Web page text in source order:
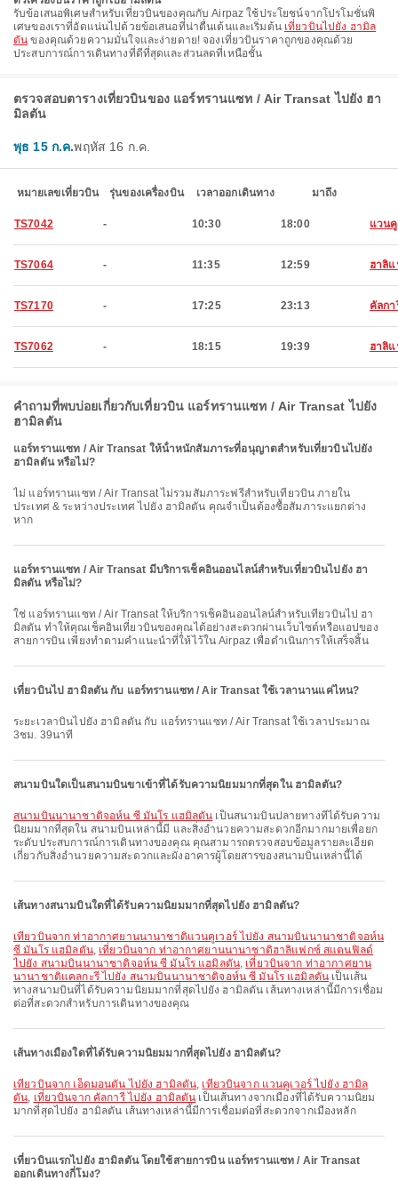
รับข้อเสนอพิเศษสําหรับเที่ยวบินของคุณกับ Airpaz ใช้ประโยชน์จากโปรโมชั่นพิ
เศษของเราที่อัดแน่นไปด้วยข้อเสนอที่น่าตื่นเต้นและเริ่มต้น เที่ยวบินไปยัง ฮามิล
ตัน ของคุณด้วยความมั่นใจและง่ายดาย! จองเที่ยวบินราคาถูกของคุณด้วย
ประสบการณ์การเดินทางที่ดีที่สุดและส่วนลดที่เหนือชั้น
ตรวจสอบตารางเที่ยวบินของ แอร์ทรานแซท / Air Transat ไปยัง ฮา
มิลตัน
พุธ 15 ก.ค.พฤหัส 16 ก.ค.
หมายเลขเที่ยวบิน รุ่นของเครื่องบิน เวลาออกเดินทาง มาถึง
TS7042 - 10:30 18:00 แวนคู
TS7064 - 11:35 12:59 ฮาลิ
TS7170 - 17:25 23:13 คัลกา
TS7062 - 18:15 19:39 ฮาลิ
คำถามที่พบบ่อยเกี่ยวกับเที่ยวบิน แอร์ทรานแซท / Air Transat ไปยัง
ฮามิลตัน
แอร์ทรานแซท / Air Transat ให้น้ําหนักสัมภาระที่อนุญาตสําหรับเที่ยวบินไปยัง
ฮามิลตัน หรือไม่?
ไม่ แอร์ทรานแซท / Air Transat ไม่รวมสัมภาระฟรีสำหรับเที่ยวบิน ภายใน
ประเทศ & ระหว่างประเทศ ไปยัง ฮามิลตัน คุณจำเป็นต้องซื้อสัมภาระแยกต่าง
หาก
แอร์ทรานแซท / Air Transat มีบริการเช็คอินออนไลน์สำหรับเที่ยวบินไปยัง ฮา
มิลตัน หรือไม่?
ใช่ แอร์ทรานแซท / Air Transat ให้บริการเช็คอินออนไลน์สำหรับเที่ยวบินไป ฮา
มิลตัน ทำให้คุณเช็คอินเที่ยวบินของคุณได้อย่างสะดวกผ่านเว็บไซต์หรือแอปของ
สายการบิน เพียงทำตามคำแนะนำที่ให้ไว้ใน Airpaz เพื่อดำเนินการให้เสร็จสิ้น
เที่ยวบินไป ฮามิลตัน กับ แอร์ทรานแซท / Air Transat ใช้เวลานานแค่ไหน?
ระยะเวลาบินไปยัง ฮามิลตัน กับ แอร์ทรานแซท / Air Transat ใช้เวลาประมาณ
3ชม. 39นาที
สนามบินใดเป็นสนามบินขาเข้าที่ได้รับความนิยมมากที่สุดใน ฮามิลตัน?
สนามบินนานาชาติจอห์น ซี มันโร แฮมิลตัน เป็นสนามบินปลายทางที่ได้รับความ
นิยมมากที่สุดใน สนามบินเหล่านี้มี และสิ่งอำนวยความสะดวกอีกมากมายเพื่อยก
ระดับประสบการณ์การเดินทางของคุณ คุณสามารถตรวจสอบข้อมูลรายละเอียด
เกี่ยวกับสิ่งอำนวยความสะดวกและผังอาคารผู้โดยสารของสนามบินเหล่านี้ได้
เส้นทางสนามบินใดที่ได้รับความนิยมมากที่สุดไปยัง ฮามิลตัน?
เที่ยวบินจาก ท่าอากาศยานนานาชาติแวนคูเวอร์ ไปยัง สนามบินนานาชาติจอห์น
ซี มันโร แฮมิลตัน, เที่ยวบินจาก ท่าอากาศยานนานาชาติฮาลิแฟกซ์ สแตนฟิลด์
ไปยัง สนามบินนานาชาติจอห์น ซี มันโร แฮมิลตัน, เที่ยวบินจาก ท่าอากาศยาน
นานาชาติแคลกะรี ไปยัง สนามบินนานาชาติจอห์น ซี มันโร แฮมิลตัน เป็นเส้น
ทางสนามบินที่ได้รับความนิยมมากที่สุดไปยัง ฮามิลตัน เส้นทางเหล่านี้มีการเชื่อม
ต่อที่สะดวกสำหรับการเดินทางของคุณ
เส้นทางเมืองใดที่ได้รับความนิยมมากที่สุดไปยัง ฮามิลตัน?
เที่ยวบินจาก เอ็ดมอนตัน ไปยัง ฮามิลตัน, เที่ยวบินจาก แวนคูเวอร์ ไปยัง ฮามิล
ตัน, เที่ยวบินจาก คัลการี ไปยัง ฮามิลตัน เป็นเส้นทางจากเมืองที่ได้รับความนิยม
มากที่สุดไปยัง ฮามิลตัน เส้นทางเหล่านี้มีการเชื่อมต่อที่สะดวกจากเมืองหลัก
เที่ยวบินแรกไปยัง ฮามิลตัน โดยใช้สายการบิน แอร์ทรานแซท / Air Transat
ออกเดินทางกี่โมง?